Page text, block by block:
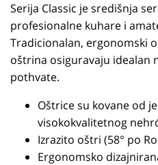
Serija Classic je središnja
profesionalne kuhare i
Tradicionalan, ergonomski
oštrina osiguravaju idealan
pothvate.
Oštrice su kovane od
visokokvalitetnog
Izrazito oštri (58° po
Ergonomsko